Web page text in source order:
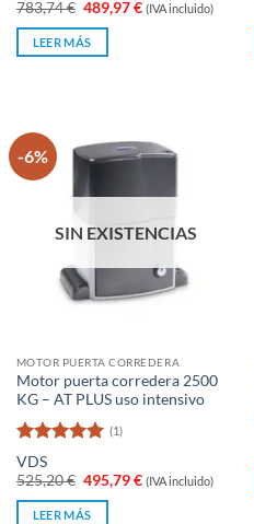
0
5
783,74€ El
precio
original
era:
489,97€El
precio
(IVA incluido)
LEER MÁS
-6%
SIN EXISTENCIAS
MOTOR PUERTA CORREDERA
Motor puerta corredera 2500
KG – AT PLUS uso intensivo
Valorado
con5de 5
(1)
VDS
525,20€ El
precio
original
495,79€El
precio
(IVA incluido)
LEER MÁS